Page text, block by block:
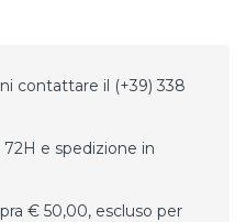
contattare il (+39) 338
e spedizione in
€ 50,00, escluso per